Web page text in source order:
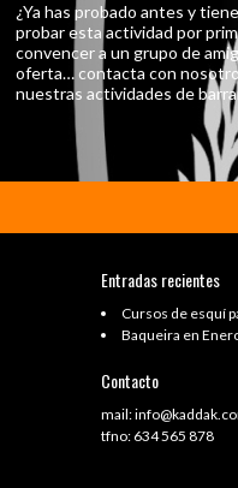
¿Ya has probado antes y
probar esta actividad por
convencer a un grupo de
oferta… contacta con
nuestras actividades de
Entradas recientes
Cursos de esquí
Baqueira en
Contacto
mail:
tfno: 634 565 878